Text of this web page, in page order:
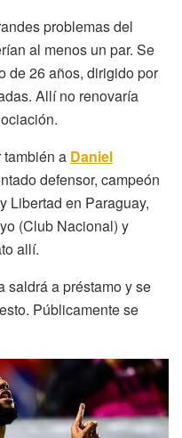
problemas del
al menos un par. Se
de 26 años, dirigido por
Allí no renovaría
a Daniel
defensor, campeón
Libertad en Paraguay,
(Club Nacional) y
allí.
saldrá a préstamo y se
Públicamente se